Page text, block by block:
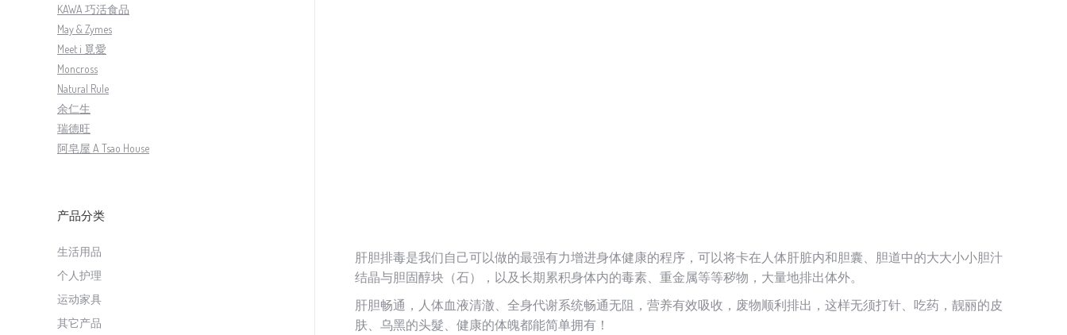
肝胆排毒是我们自己可以做的最强有力增进身体健康的程序，可以将卡在人体肝脏内和胆囊、胆道中的大大小小胆汁
结晶与胆固醇块（石），以及长期累积身体内的毒素、重金属等等秽物，大量地排出体外。
肝胆畅通，人体血液清澈、全身代谢系统畅通无阻，营养有效吸收，废物顺利排出，这样无须打针、吃药，靓丽的皮
肤、乌黑的头髮、健康的体魄都能简单拥有！
KAWA 巧活食品
May & Zymes
Meet i 覓愛
Moncross
Natural Rule
余仁生
瑞德旺
阿皂屋 A Tsao House
产品分类
生活用品
个人护理
运动家具
其它产品